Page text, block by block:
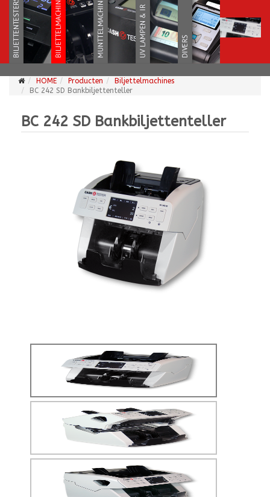
HOME Producten
Biljettelmachines
BC 242 SD Bankbiljettenteller
BC 242 SD Bankbiljettenteller